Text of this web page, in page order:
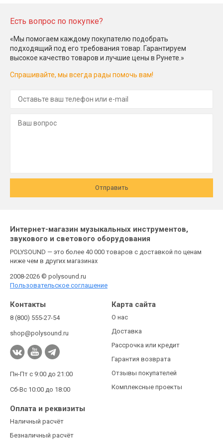
Есть вопрос по покупке?
«Мы помогаем каждому покупателю подобрать
подходящий под его требования товар. Гарантируем
высокое качество товаров и лучшие цены в Рунете.»
Спрашивайте, мы всегда рады помочь вам!
Отправить
Интернет-магазин музыкальных инструментов,
звукового и светового оборудования
POLYSOUND — это более 40 000 товаров с доставкой по ценам
ниже чем в других магазинах
2008-2026 © polysound.ru
Пользовательское соглашение
Контакты
8 (800) 555-27-54
shop@polysound.ru
Пн-Пт с 9:00 до 21:00
Сб-Вс 10:00 до 18:00
Карта сайта
О нас
Доставка
Рассрочка или кредит
Гарантия возврата
Отзывы покупателей
Комплексные проекты
Оплата и реквизиты
Наличный расчёт
Безналичный расчёт